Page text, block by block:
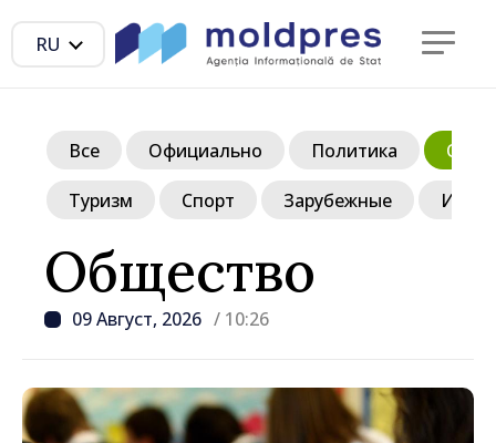
RU
Общество
09 Август, 2026 / 10:26
Все Официально Политика
Туризм Спорт Зарубежные